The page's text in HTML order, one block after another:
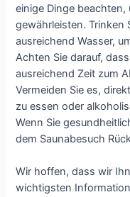
einige Dinge
gewährleisten. Trinken
ausreichend Wasser,
Achten Sie darauf,
ausreichend Zeit zum
Vermeiden Sie es,
zu essen oder
Wenn Sie
dem Saunabesuch
Wir hoffen, dass wir
wichtigsten